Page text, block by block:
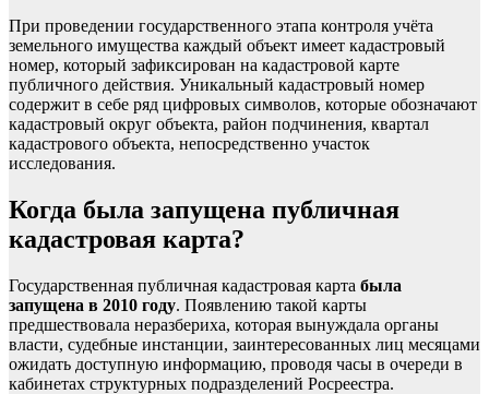
При проведении государственного этапа контроля учёта
земельного имущества каждый объект имеет кадастровый
номер, который зафиксирован на кадастровой карте
публичного действия. Уникальный кадастровый номер
содержит в себе ряд цифровых символов, которые обозначают
кадастровый округ объекта, район подчинения, квартал
кадастрового объекта, непосредственно участок
исследования.
Когда была запущена публичная
кадастровая карта?
Государственная публичная кадастровая карта была
запущена в 2010 году. Появлению такой карты
предшествовала неразбериха, которая вынуждала органы
власти, судебные инстанции, заинтересованных лиц месяцами
ожидать доступную информацию, проводя часы в очереди в
кабинетах структурных подразделений Росреестра.